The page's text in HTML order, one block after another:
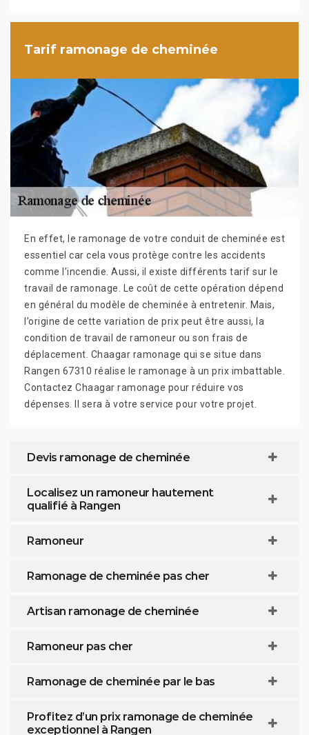
Tarif ramonage de cheminée
En effet, le ramonage de votre conduit de cheminée est
essentiel car cela vous protège contre les accidents
comme l’incendie. Aussi, il existe différents tarif sur le
travail de ramonage. Le coût de cette opération dépend
en général du modèle de cheminée à entretenir. Mais,
l’origine de cette variation de prix peut être aussi, la
condition de travail de ramoneur ou son frais de
déplacement. Chaagar ramonage qui se situe dans
Rangen 67310 réalise le ramonage à un prix imbattable.
Contactez Chaagar ramonage pour réduire vos
dépenses. Il sera à votre service pour votre projet.
Devis ramonage de cheminée
Localisez un ramoneur hautement
qualifié à Rangen
Ramoneur
Ramonage de cheminée pas cher
Artisan ramonage de cheminée
Ramoneur pas cher
Ramonage de cheminée par le bas
Profitez d’un prix ramonage de cheminée
exceptionnel à Rangen